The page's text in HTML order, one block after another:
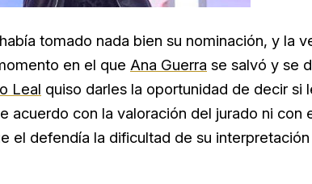
tomado nada bien su nominación, y la
en el que Ana Guerra se salvó y se
Leal quiso darles la oportunidad de decir si
acuerdo con la valoración del jurado ni con
el defendía la dificultad de su